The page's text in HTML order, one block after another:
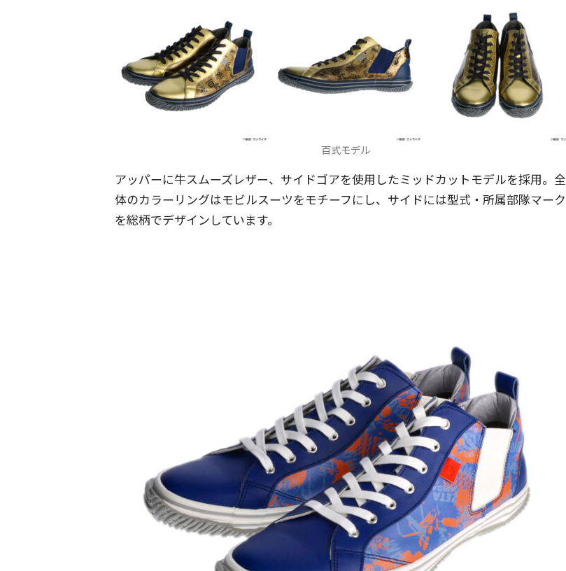
百式モデル
アッパーに牛スムーズレザー、サイドゴアを使用したミッドカットモデルを採用。全
体のカラーリングはモビルスーツをモチーフにし、サイドには型式・所属部隊マーク
を総柄でデザインしています。